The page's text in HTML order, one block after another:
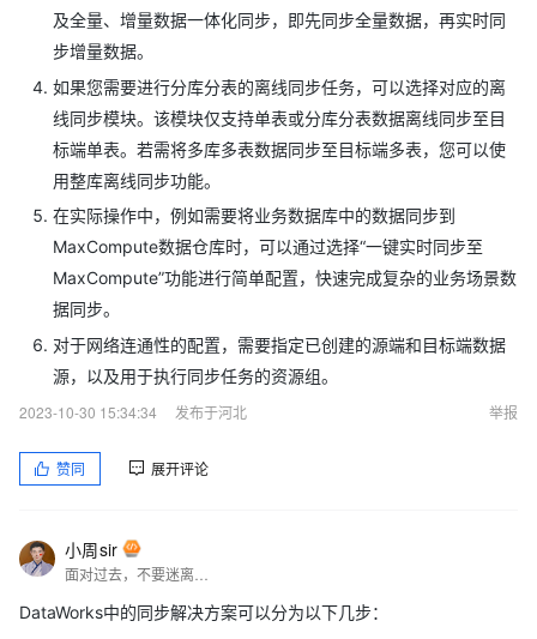
及全量、增量数据一体化同步，即先同步全量数据，再实时同
步增量数据。
如果您需要进行分库分表的离线同步任务，可以选择对应的离
线同步模块。该模块仅支持单表或分库分表数据离线同步至目
标端单表。若需将多库多表数据同步至目标端多表，您可以使
用整库离线同步功能。
在实际操作中，例如需要将业务数据库中的数据同步到
MaxCompute数据仓库时，可以通过选择“一键实时同步至
MaxCompute”功能进行简单配置，快速完成复杂的业务场景数
据同步。
对于网络连通性的配置，需要指定已创建的源端和目标端数据
源，以及用于执行同步任务的资源组。
2023-10-30 15:34:34
发布于河北 举报
赞同 展开评论
小周sir
DataWorks中的同步解决方案可以分为以下几步：